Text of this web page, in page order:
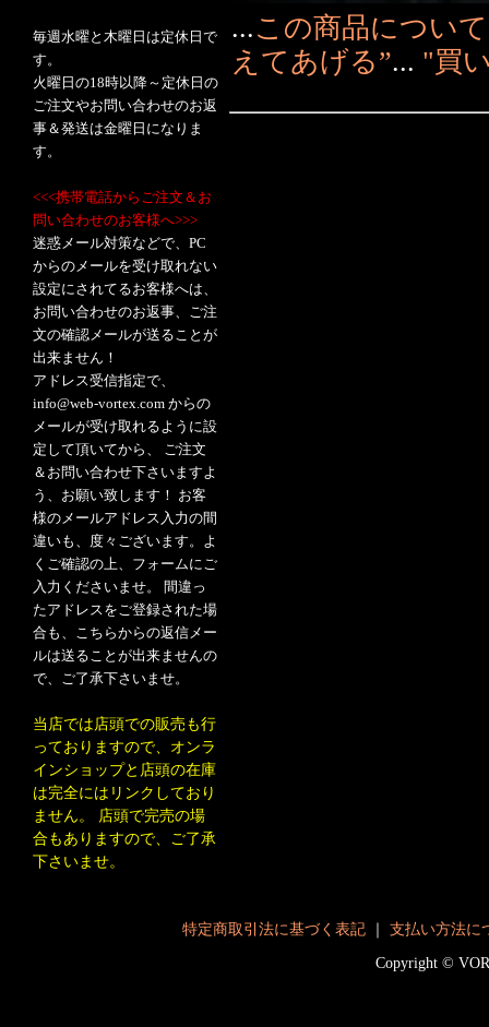
毎週水曜と木曜日は定休日で
す。
火曜日の18時以降～定休日の
ご注文やお問い合わせのお返
事＆発送は金曜日になりま
す。
<<<携帯電話からご注文＆お
問い合わせのお客様へ>>>
迷惑メール対策などで、PC
からのメールを受け取れない
設定にされてるお客様へは、
お問い合わせのお返事、ご注
文の確認メールが送ることが
出来ません！
アドレス受信指定で、
info@web-vortex.com からの
メールが受け取れるように設
定して頂いてから、 ご注文
＆お問い合わせ下さいますよ
う、お願い致します！ お客
様のメールアドレス入力の間
違いも、度々ございます。よ
くご確認の上、フォームにご
入力くださいませ。 間違っ
たアドレスをご登録された場
合も、こちらからの返信メー
ルは送ることが出来ませんの
で、ご了承下さいませ。
当店では店頭での販売も行
っておりますので、オンラ
インショップと店頭の在庫
は完全にはリンクしており
ません。 店頭で完売の場
合もありますので、ご了承
下さいませ。
...この商品につい
えてあげる”... "買
特定商取引法に基づく表記｜ 支払い方法に
Copyright ©